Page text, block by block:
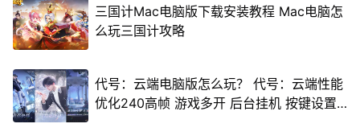
三国计Mac电脑版下载安装教程 Mac电脑怎
么玩三国计攻略
代号：云端电脑版怎么玩？ 代号：云端性能
优化240高帧 游戏多开 后台挂机 按键设置